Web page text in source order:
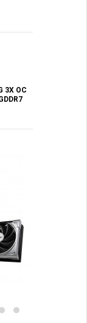
3X OC